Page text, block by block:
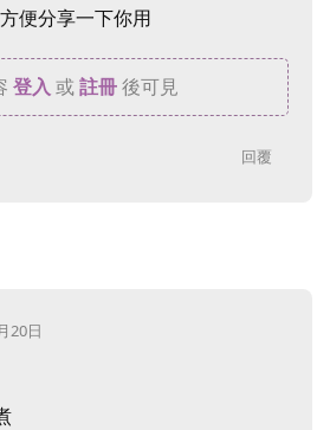
便分享一下你用
登入 或註冊後可見
回覆
20日